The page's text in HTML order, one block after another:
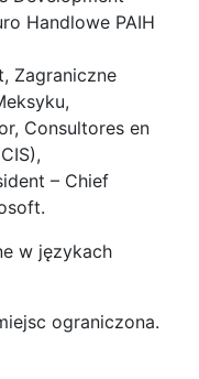
Handlowe PAIH
Zagraniczne
Consultores en
– Chief
w językach
ograniczona.